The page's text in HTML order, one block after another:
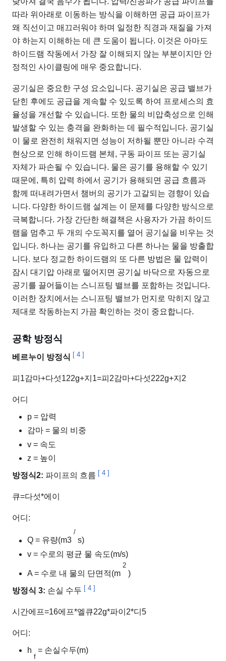
따라 위아래로 이동하는 방식을 이해하면 공급 파이프가
왜 직선이고 매끄러워야 하며 일정한 직경과 재질을 가져
야 하는지 이해하는 데 큰 도움이 됩니다. 이것은 아마도
하이드램 작동에서 가장 잘 이해되지 않는 부분이지만 안
정적인 사이클링에 매우 중요합니다.
공기실은 중요한 구성 요소입니다. 공기실은 공급 밸브가
닫힌 후에도 공급을 계속할 수 있도록 하여 프로세스의 효
율성을 개선할 수 있습니다. 또한 물의 비압축성으로 인해
발생할 수 있는 충격을 완화하는 데 필수적입니다. 공기실
이 물로 완전히 채워지면 성능이 저하될 뿐만 아니라 수격
현상으로 인해 하이드램 본체, 구동 파이프 또는 공기실
자체가 파손될 수 있습니다. 물은 공기를 용해할 수 있기
때문에, 특히 압력 하에서 공기가 용해되면 공급 흐름과
함께 떠내려가면서 챔버의 공기가 고갈되는 경향이 있습
니다. 다양한 하이드램 설계는 이 문제를 다양한 방식으로
극복합니다. 가장 간단한 해결책은 사용자가 가끔 하이드
램을 멈추고 두 개의 수도꼭지를 열어 공기실을 비우는 것
입니다. 하나는 공기를 유입하고 다른 하나는 물을 방출합
니다. 보다 정교한 하이드램의 또 다른 방법은 물 압력이
잠시 대기압 아래로 떨어지면 공기실 바닥으로 자동으로
공기를 끌어들이는 스니프팅 밸브를 포함하는 것입니다.
이러한 장치에서는 스니프팅 밸브가 먼지로 막히지 않고
제대로 작동하는지 가끔 확인하는 것이 중요합니다.
공학 방정식
베르누이 방정식 [ 4 ]
피 1감마+다섯122g+지 1=피 2감마+다섯222g+지 2
어디
p = 압력
감마 = 물의 비중
v = 속도
z = 높이
방정식2: 파이프의 흐름 [ 4 ]
큐=다섯*에이
어디:
Q = 유량(m3
/
s)
v = 수로의 평균 물 속도(m/s)
A = 수로 내 물의 단면적(m
2
)
방정식 3: 손실 수두 [ 4 ]
시간에프=16에프*엘큐22g*파이 2*디 5
어디:
h
f
= 손실수두(m)